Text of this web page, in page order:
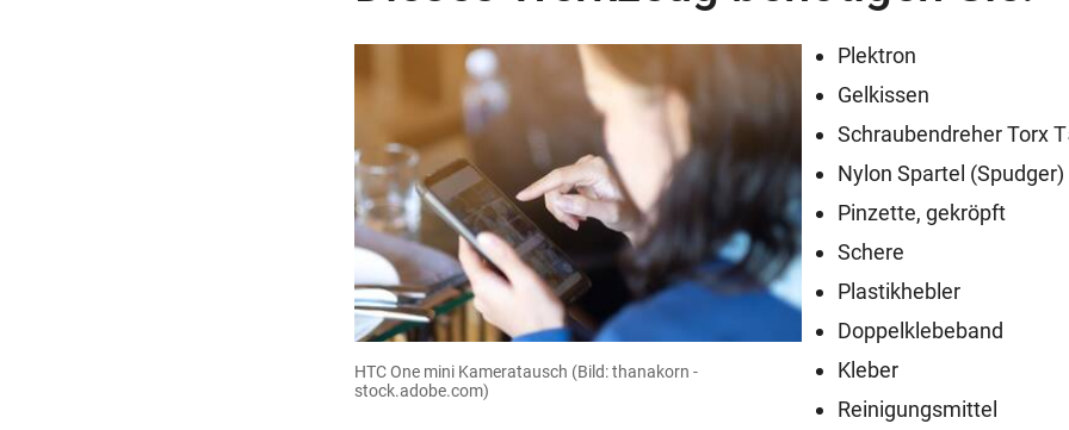
HTC One mini Kameratausch (Bild: thanakorn -
stock.adobe.com)
Plektron
Gelkissen
SchraubendreherTorx
Nylon Spartel (Spudger)
Pinzette, gekröpft
Schere
Plastikhebler
Doppelklebeband
Kleber
Reinigungsmittel